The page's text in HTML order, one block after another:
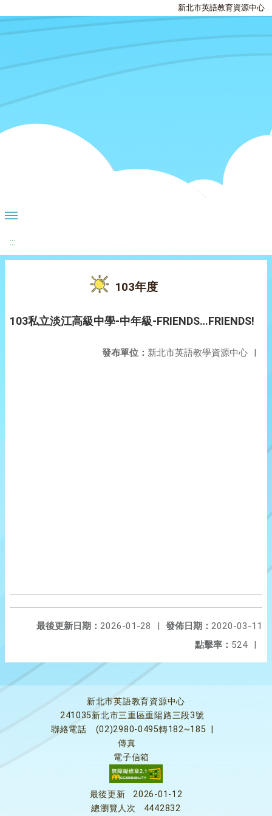
新北市英語教育資源中心
:::
103年度
103私立淡江高級中學-中年級-FRIENDS…FRIENDS!
發布單位： 新北市英語教學資源中心 |
發佈日期： 2020-03-11
最後更新日期： 2026-01-28
|
點擊率： 524 |
新北市英語教育資源中心
241035新北市三重區重陽路三段3號
聯絡電話
(02)2980-0495轉182~185
傳真
電子信箱
最後更新
2026-01-12
總瀏覽人次
4442832